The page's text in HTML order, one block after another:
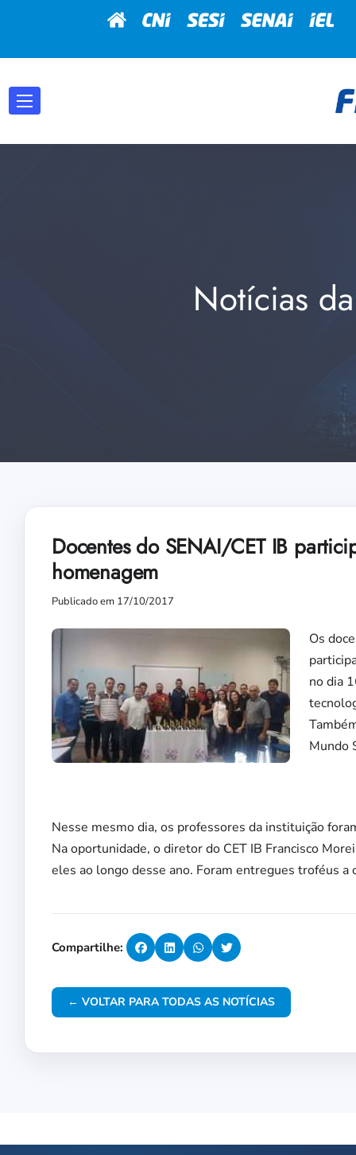
Notícias
Docentes do SENAI/CET IB
homenagem
Publicado em 17/10/2017
Os
no dia
Mundo
Nesse mesmo dia, os professores da instituição
Na oportunidade, o diretor do CET IB Francisco
eles ao longo desse ano. Foram entregues troféus
Compartilhe:
← VOLTAR PARA TODAS AS NOTÍCIAS